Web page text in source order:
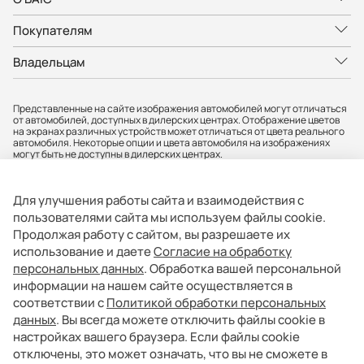
Покупателям
Владельцам
Представленные на сайте изображения автомобилей могут отличаться
от автомобилей, доступных в дилерских центрах. Отображение цветов
на экранах различных устройств может отличаться от цвета реального
автомобиля. Некоторые опции и цвета автомобиля на изображениях
могут быть не доступны в дилерских центрах.
цены, указанные на сайте, не являются окончательными и
устанавливаются дилерскими центрами индивидуально.
АО «БМР» не гарантирует своевременность, точность и полноту
информации на сайте, а также беспрепятственный доступ к сайту в
любое время. Опубликованная информация может быть изменена в
любое время без предварительного уведомления. Информация о
соответствующих моделях и комплектациях и их наличии, ценах,
возможных выгодах и условиях приобретения доступна у официальных
дилеров BAIC. Товар сертифицирован.
АО «БМР». Юр. адрес: 121357, г. Москва, вн.тер.г.муниципальный округ
Можайский, ул. Верейская, д. 29, стр. 33, помещ. 1Н/7. ИНН: 9731156112
Для улучшения работы сайта и взаимодействия с
пользователями сайта мы используем файлы cookie.
Продолжая работу с сайтом, вы разрешаете их
использование и даетеСогласие на обработку
персональных данных. Обработка вашей персональной
информации на нашем сайте осуществляется в
соответствии сПолитикой обработки персональных
данных. Вы всегда можете отключить файлы cookie в
настройках вашего браузера. Если файлы cookie
отключены, это может означать, что вы не сможете в